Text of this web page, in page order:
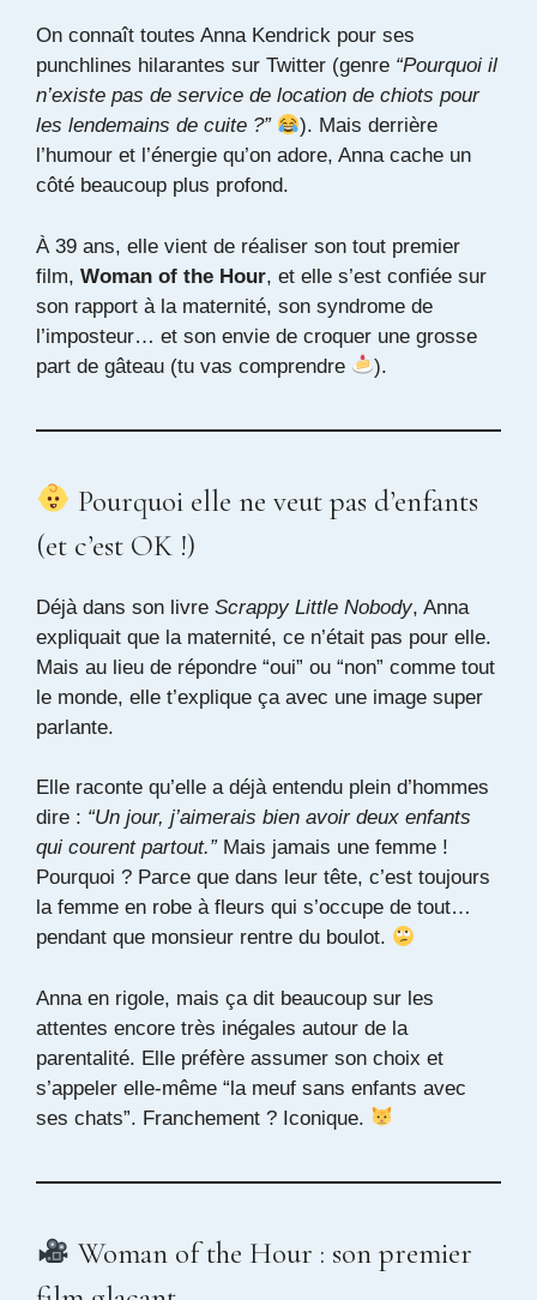
On connaît toutes Anna Kendrick pour ses
punchlines hilarantes sur Twitter (genre “Pourquoi il
n’existe pas de service de location de chiots pour
les lendemains de cuite ?”
). Mais derrière
l’humour et l’énergie qu’on adore, Anna cache un
côté beaucoup plus profond.
À 39 ans, elle vient de réaliser son tout premier
film, Woman of the Hour, et elle s’est confiée sur
son rapport à la maternité, son syndrome de
l’imposteur… et son envie de croquer une grosse
part de gâteau (tu vas comprendre
).
Pourquoi elle ne veut pas d’enfants
(et c’est OK !)
Déjà dans son livre Scrappy Little Nobody, Anna
expliquait que la maternité, ce n’était pas pour elle.
Mais au lieu de répondre “oui” ou “non” comme tout
le monde, elle t’explique ça avec une image super
parlante.
Elle raconte qu’elle a déjà entendu plein d’hommes
dire : “Un jour, j’aimerais bien avoir deux enfants
qui courent partout.”Mais jamais une femme !
Pourquoi ? Parce que dans leur tête, c’est toujours
la femme en robe à fleurs qui s’occupe de tout…
pendant que monsieur rentre du boulot.
Anna en rigole, mais ça dit beaucoup sur les
attentes encore très inégales autour de la
parentalité. Elle préfère assumer son choix et
s’appeler elle-même “la meuf sans enfants avec
ses chats”. Franchement ? Iconique.
Woman of the Hour : son premier